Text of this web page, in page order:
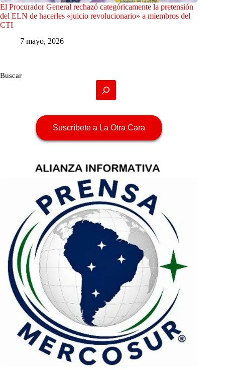
El Procurador General rechazó categóricamente la pretensión
del ELN de hacerles «juicio revolucionario» a miembros del
CTI
7 mayo, 2026
Buscar
Suscríbete a La Otra Cara